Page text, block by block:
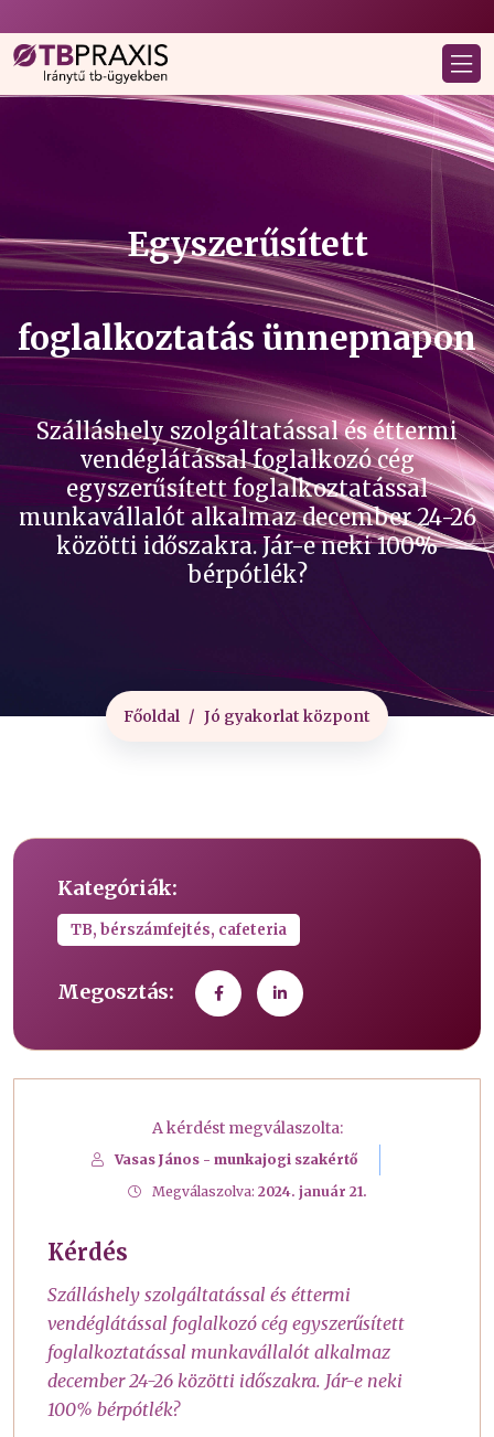
Egyszerűsített
foglalkoztatás ünnepnapon
Szálláshely szolgáltatással és éttermi
vendéglátással foglalkozó cég
egyszerűsített foglalkoztatással
munkavállalót alkalmaz december 24-26
közötti időszakra. Jár-e neki 100%
bérpótlék?
Főoldal Jó gyakorlat központ
Kategóriák:
TB, bérszámfejtés, cafeteria
Megosztás:
A kérdést megválaszolta:
Vasas János - munkajogi szakértő
Megválaszolva: 2024. január 21.
Kérdés
Szálláshely szolgáltatással és éttermi
vendéglátással foglalkozó cég egyszerűsített
foglalkoztatással munkavállalót alkalmaz
december 24-26 közötti időszakra. Jár-e neki
100% bérpótlék?